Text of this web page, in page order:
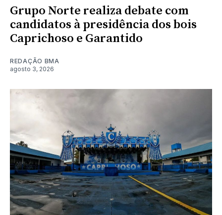
Grupo Norte realiza debate com
candidatos à presidência dos bois
Caprichoso e Garantido
REDAÇÃO BMA
agosto 3, 2026